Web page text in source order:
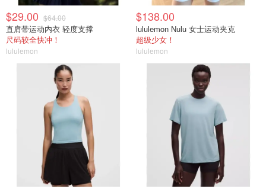
$29.00 $64.00
直肩带运动内衣 轻度支撑
尺码较全快冲！
lululemon
$138.00
lululemon Nulu 女士运动夹克
超级少女！
lululemon